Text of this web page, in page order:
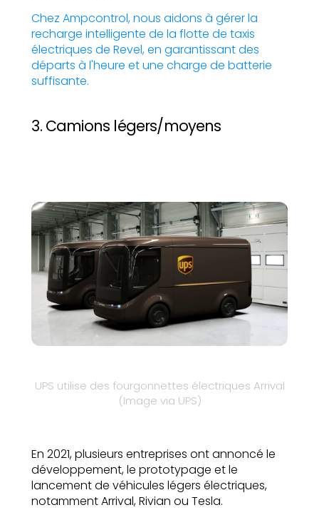
Chez Ampcontrol, nous aidons à gérer la
recharge intelligente de la flotte de taxis
électriques de Revel, en garantissant des
départs à l'heure et une charge de batterie
suffisante.
3. Camions légers/moyens
UPS utilise des fourgonnettes électriques Arrival
(Image via UPS)
En 2021, plusieurs entreprises ont annoncé le
développement, le prototypage et le
lancement de véhicules légers électriques,
notamment Arrival, Rivian ou Tesla.